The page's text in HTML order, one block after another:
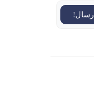
ارسال!